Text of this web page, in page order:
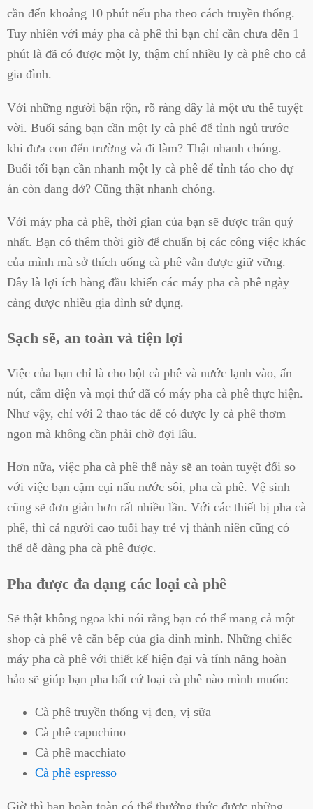
cần đến khoảng 10 phút nếu pha theo cách truyền thống.
Tuy nhiên với máy pha cà phê thì bạn chỉ cần chưa đến 1
phút là đã có được một ly, thậm chí nhiều ly cà phê cho cả
gia đình.
Với những người bận rộn, rõ ràng đây là một ưu thế tuyệt
vời. Buổi sáng bạn cần một ly cà phê để tỉnh ngủ trước
khi đưa con đến trường và đi làm? Thật nhanh chóng.
Buổi tối bạn cần nhanh một ly cà phê để tỉnh táo cho dự
án còn dang dở? Cũng thật nhanh chóng.
Với máy pha cà phê, thời gian của bạn sẽ được trân quý
nhất. Bạn có thêm thời giờ để chuẩn bị các công việc khác
của mình mà sở thích uống cà phê vẫn được giữ vững.
Đây là lợi ích hàng đầu khiến các máy pha cà phê ngày
càng được nhiều gia đình sử dụng.
Sạch sẽ, an toàn và tiện lợi
Việc của bạn chỉ là cho bột cà phê và nước lạnh vào, ấn
nút, cắm điện và mọi thứ đã có máy pha cà phê thực hiện.
Như vậy, chỉ với 2 thao tác để có được ly cà phê thơm
ngon mà không cần phải chờ đợi lâu.
Hơn nữa, việc pha cà phê thế này sẽ an toàn tuyệt đối so
với việc bạn cặm cụi nấu nước sôi, pha cà phê. Vệ sinh
cũng sẽ đơn giản hơn rất nhiều lần. Với các thiết bị pha cà
phê, thì cả người cao tuổi hay trẻ vị thành niên cũng có
thể dễ dàng pha cà phê được.
Pha được đa dạng các loại cà phê
Sẽ thật không ngoa khi nói rằng bạn có thể mang cả một
shop cà phê về căn bếp của gia đình mình. Những chiếc
máy pha cà phê với thiết kế hiện đại và tính năng hoàn
hảo sẽ giúp bạn pha bất cứ loại cà phê nào mình muốn:
Cà phê truyền thống vị đen, vị sữa
Cà phê capuchino
Cà phê macchiato
Cà phê espresso
Giờ thì bạn hoàn toàn có thể thưởng thức được những